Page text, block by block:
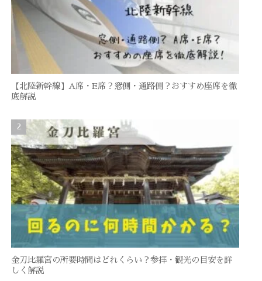
【北陸新幹線】A席・E席？窓側・通路側？おすすめ座席を徹
底解説
金刀比羅宮の所要時間はどれくらい？参拝・観光の目安を詳
しく解説